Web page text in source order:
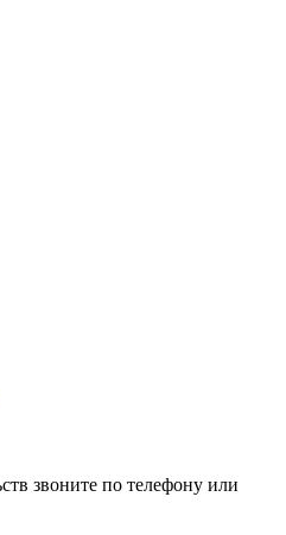
звоните по телефону или